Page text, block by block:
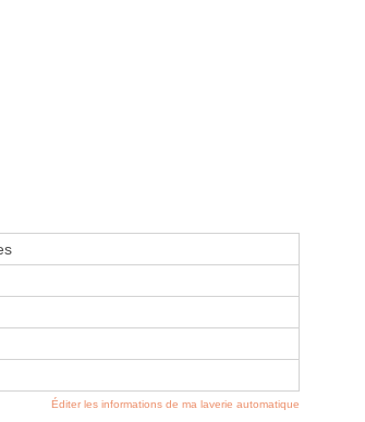
Éditer les informations de ma laverie automatique